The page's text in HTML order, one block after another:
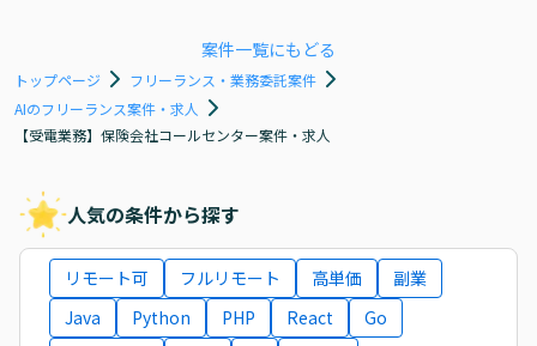
案件一覧にもどる
トップページ
フリーランス・業務委託案件
AIのフリーランス案件・求人
【受電業務】保険会社コールセンター案件・求人
人気の条件から探す
リモート可 フルリモート 高単価
副業
Java
Python PHP React
Go